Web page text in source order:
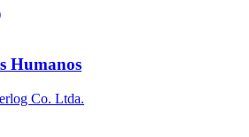
Humanos
Co. Ltda.